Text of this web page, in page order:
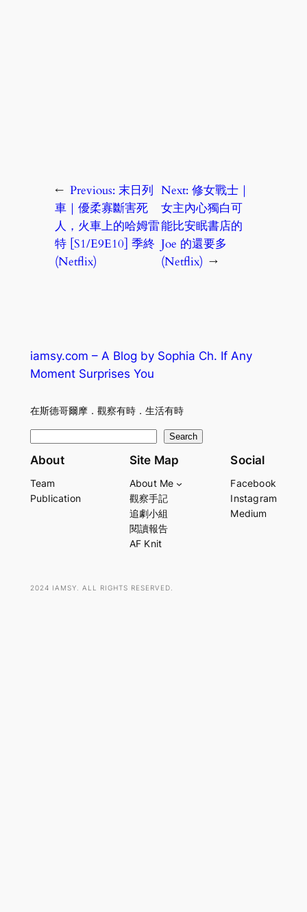
← Previous: 末日列
車｜優柔寡斷害死
人，火車上的哈姆雷
特 [S1/E9E10] 季終
(Netflix)
Next: 修女戰士｜
女主內心獨白可
能比安眠書店的
Joe 的還要多
(Netflix) →
iamsy.com – A Blog by Sophia Ch. If Any
Moment Surprises You
在斯德哥爾摩．觀察有時．生活有時
e
r
Search
About
Team
Publication
Site Map
About Me
觀察手記
追劇小組
閱讀報告
AF Knit
Social
Facebook
Instagram
Medium
2024 IAMSY. ALL RIGHTS RESERVED.